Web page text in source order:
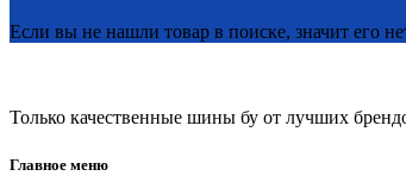
Если вы не нашли товар в поиске, значит его
Только качественные шины бу от лучших
Главное меню